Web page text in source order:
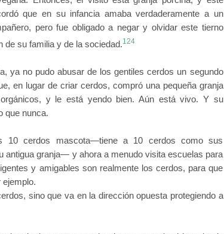
que en su infancia amaba verdaderamente a un
pero fue obligado a negar y olvidar este tierno
de su familia y de la sociedad.124
ya no pudo abusar de los gentiles cerdos un segundo
en lugar de criar cerdos, compró una pequeña granja
y le está yendo bien. Aún está vivo. Y su
que nunca.
10 cerdos mascota—tiene a 10 cerdos como sus
antigua granja— y ahora a menudo visita escuelas para
y amigables son realmente los cerdos, para que
ejemplo.
sino que va en la dirección opuesta protegiendo a